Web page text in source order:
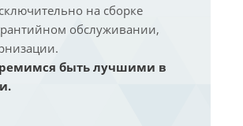
на сборке
обслуживании,
быть лучшими в